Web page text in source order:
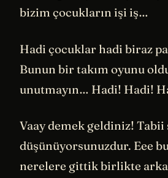
bizim çocukların işi iş…
Hadi çocuklar hadi biraz
Bunun bir takım oyunu
unutmayın… Hadi! Hadi!
Vaay demek geldiniz!
düşünüyorsunuzdur. Eee
nerelere gittik birlikte